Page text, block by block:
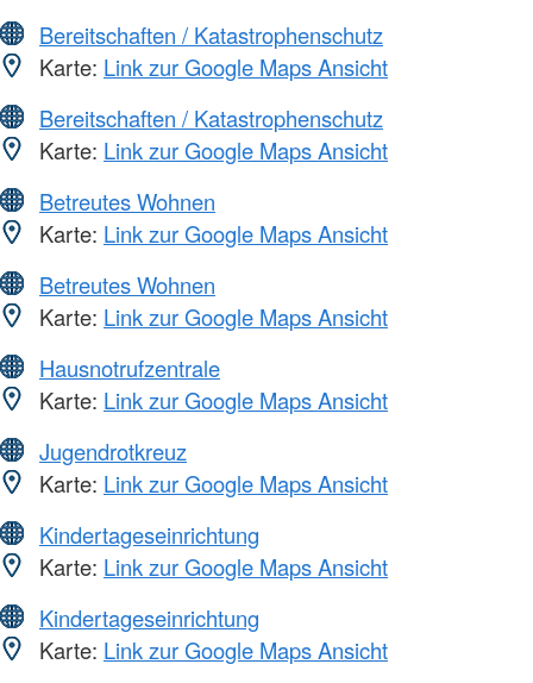
Bereitschaften / Katastrophenschutz
Karte: Link zur Google Maps Ansicht
Bereitschaften / Katastrophenschutz
Karte: Link zur Google Maps Ansicht
Betreutes Wohnen
Karte: Link zur Google Maps Ansicht
Betreutes Wohnen
Karte: Link zur Google Maps Ansicht
Hausnotrufzentrale
Karte: Link zur Google Maps Ansicht
Jugendrotkreuz
Karte: Link zur Google Maps Ansicht
Kindertageseinrichtung
Karte: Link zur Google Maps Ansicht
Kindertageseinrichtung
Karte: Link zur Google Maps Ansicht